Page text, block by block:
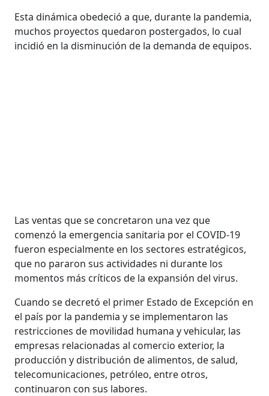
Esta dinámica obedeció a que, durante la pandemia,
muchos proyectos quedaron postergados, lo cual
incidió en la disminución de la demanda de equipos.
Las ventas que se concretaron una vez que
comenzó la emergencia sanitaria por el COVID-19
fueron especialmente en los sectores estratégicos,
que no pararon sus actividades ni durante los
momentos más críticos de la expansión del virus.
Cuando se decretó el primer Estado de Excepción en
el país por la pandemia y se implementaron las
restricciones de movilidad humana y vehicular, las
empresas relacionadas al comercio exterior, la
producción y distribución de alimentos, de salud,
telecomunicaciones, petróleo, entre otros,
continuaron con sus labores.